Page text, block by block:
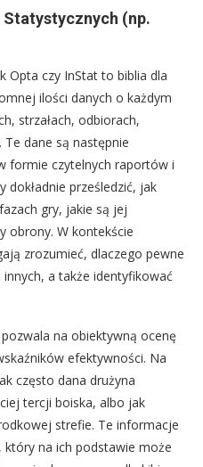
(np.
Opta czy InStat to biblia dla
ilości danych o każdym
strzałach, odbiorach,
dane są następnie
formie czytelnych raportów i
dokładnie prześledzić, jak
gry, jakie są jej
obrony. W kontekście
zrozumieć, dlaczego pewne
a także identyfikować
na obiektywną ocenę
efektywności. Na
często dana drużyna
tercji boiska, albo jak
strefie. Te informacje
który na ich podstawie może